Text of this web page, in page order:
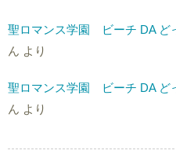
聖ロマンス学園 ビーチ DA ど
ん より
聖ロマンス学園 ビーチ DA ど
ん より